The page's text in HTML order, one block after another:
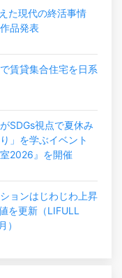
た現代の終活事情
品発表
賃貸集合住宅を日系
SDGs視点で夏休み
」を学ぶイベント
2026』を開催
ョンはじわじわ上昇
を更新（LIFULL
）